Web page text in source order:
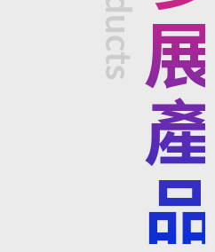
參展產品